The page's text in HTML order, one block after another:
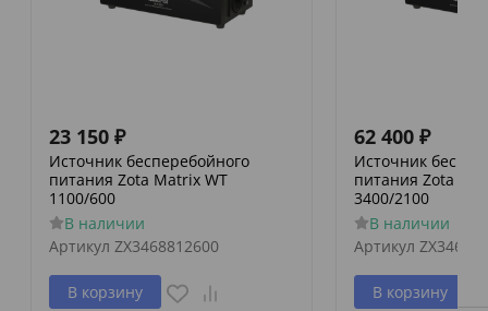
23 150 ₽
Источник бесперебойного
питания Zota Matrix WT
1100/600
В наличии
Артикул ZX3468812600
В корзину
62 400 ₽
Источник
питания Zota
3400/2100
В наличии
Артикул
В корзину